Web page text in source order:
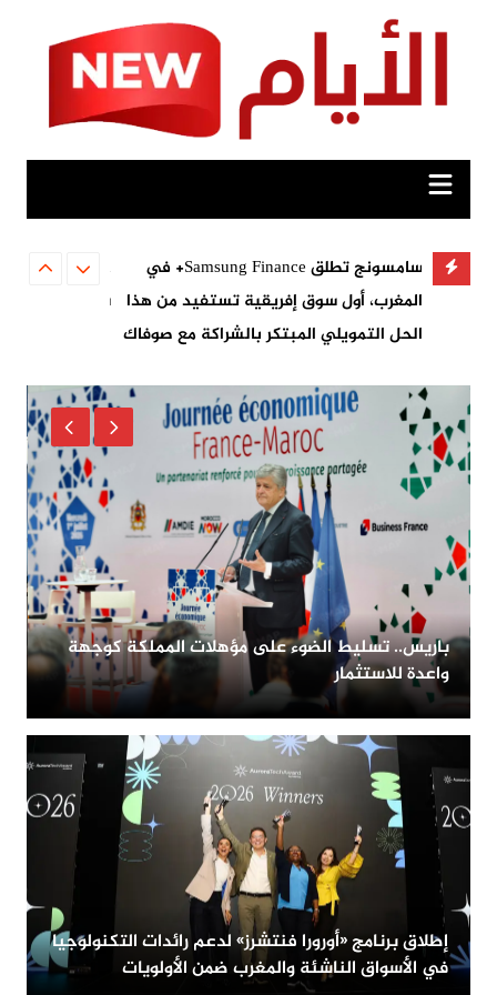
سامسونج تطلق Samsung Finance+ في
المغرب، أول سوق إفريقية تستفيد من هذا
الحل التمويلي المبتكر بالشراكة مع صوفاك
سامسونج
باريس.. تسليط الضوء على مؤهلات المملكة كوجهة
واعدة للاستثمار
إطلاق برنامج «أورورا فنتشرز» لدعم رائدات التكنولوجيا
في الأسواق الناشئة والمغرب ضمن الأولويات